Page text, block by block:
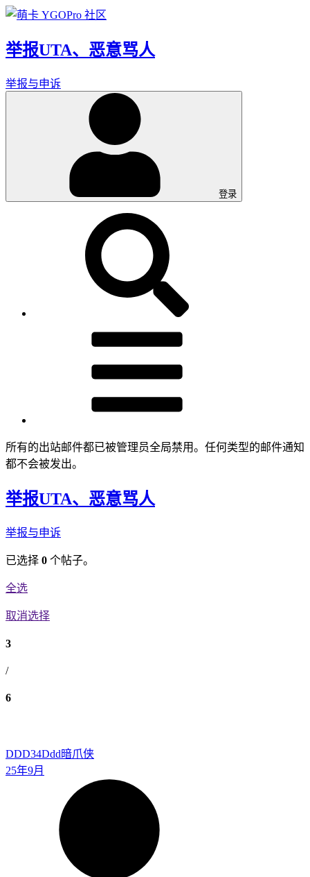
举报UTA、恶意骂人
举报与申诉
登录
所有的出站邮件都已被管理员全局禁用。任何类型的邮件通知
都不会被发出。
举报UTA、恶意骂人
举报与申诉
已选择 0 个帖子。
全选
取消选择
3
/
6
DDD34Ddd暗爪侠
25年9月